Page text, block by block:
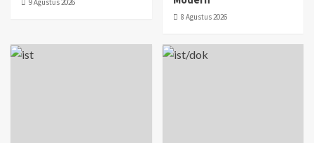
8 Agustus 2026